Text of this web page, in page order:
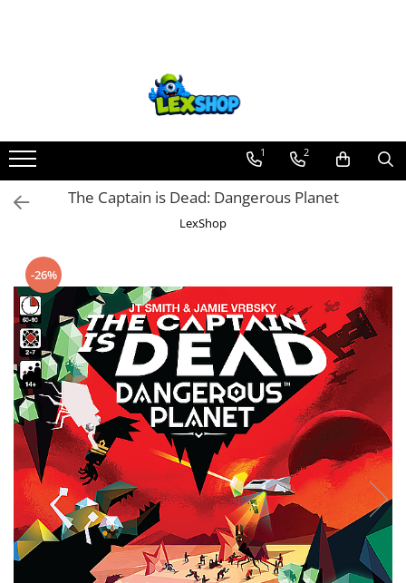
Board Games
Extensii boardgames
Card Games (jocuri cu carti)
Jocuri pentru toata familia
Party Games (jocuri de petrecere)
Jocuri pentru copii
Smart Games
Puzzle-uri logice
Jocuri cu miniaturi
Battletech
Final Girl - solo game
Miniaturi Arkham Horror
Miniaturi HEROCLIX
Accesorii pentru boardgames
Protectii carti (Sleeves)
1 2
The Captain is Dead: Dangerous Planet
LexShop
-26%